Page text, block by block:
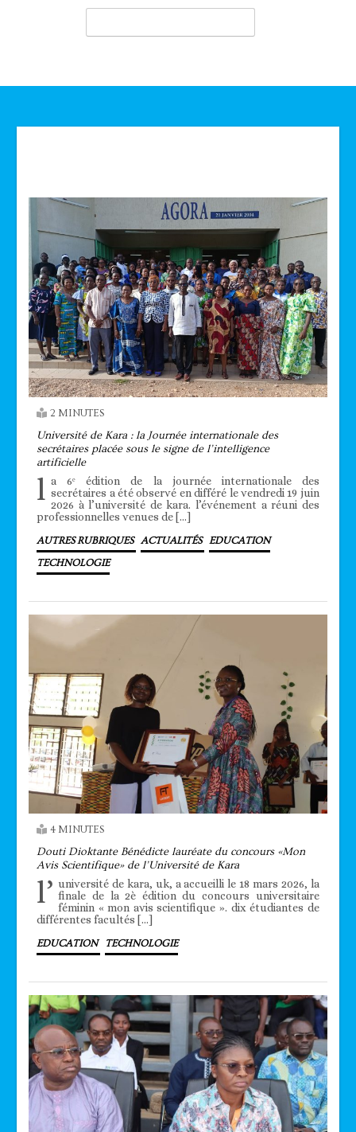
2 MINUTES
Université de Kara : la Journée internationale des
secrétaires placée sous le signe de l’intelligence
artificielle
l a 6ᵉ édition de la journée internationale des
secrétaires a été observé en différé le vendredi 19 juin
2026 à l’université de kara. l’événement a réuni des
professionnelles venues de […]
AUTRES RUBRIQUES ACTUALITÉS EDUCATION
TECHNOLOGIE
4 MINUTES
Douti Dioktante Bénédicte lauréate du concours «Mon
Avis Scientifique» de l’Université de Kara
l’ université de kara, uk, a accueilli le 18 mars 2026, la
finale de la 2è édition du concours universitaire
féminin « mon avis scientifique ». dix étudiantes de
différentes facultés […]
EDUCATION TECHNOLOGIE